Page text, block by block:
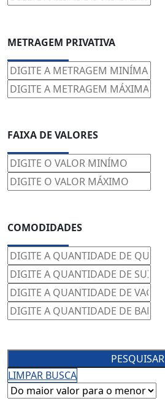
METRAGEM PRIVATIVA
FAIXA DE VALORES
COMODIDADES
PESQUISAR
LIMPAR BUSCA